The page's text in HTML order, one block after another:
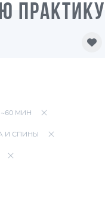
ПРАКТИКУ
~60 МИН
И СПИНЫ